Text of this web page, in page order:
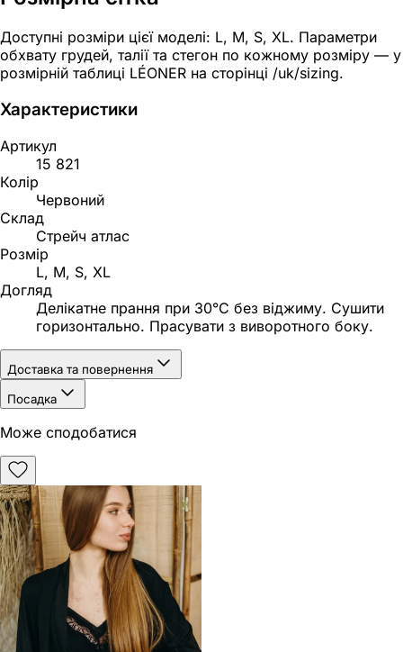
Доступні розміри цієї моделі: L, M, S, XL. Параметри
обхвату грудей, талії та стегон по кожному розміру — у
розмірній таблиці LÉONER на сторінці /uk/sizing.
Характеристики
Артикул
15 821
Колір
Червоний
Склад
Стрейч атлас
Розмір
L, M, S, XL
Догляд
Делікатне прання при 30°C без віджиму. Сушити
горизонтально. Прасувати з виворотного боку.
Доставка та повернення
Посадка
Може сподобатися